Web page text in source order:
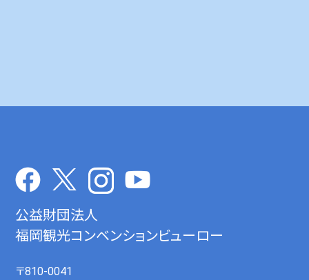
公益財団法人
福岡観光コンベンションビューロー
〒810-0041